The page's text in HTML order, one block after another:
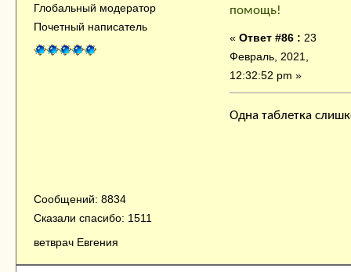
Глобальный модератор
Почетный написатель
Сообщений: 8834
Сказали спасибо: 1511
ветврач Евгения
помощь!
« Ответ #86 : 23
Февраль, 2021,
12:32:52 pm »
Одна таблетка